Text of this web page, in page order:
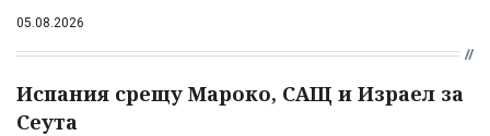
05.08.2026
Испания срещу Мароко, САЩ и Израел за
Сеута